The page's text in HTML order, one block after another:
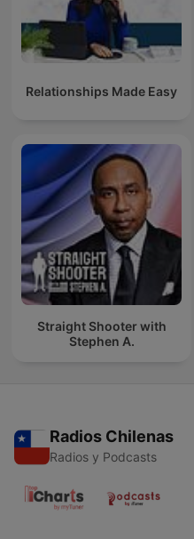
Relationships Made Easy
Straight Shooter with
Stephen A.
Radios Chilenas
Radios y Podcasts